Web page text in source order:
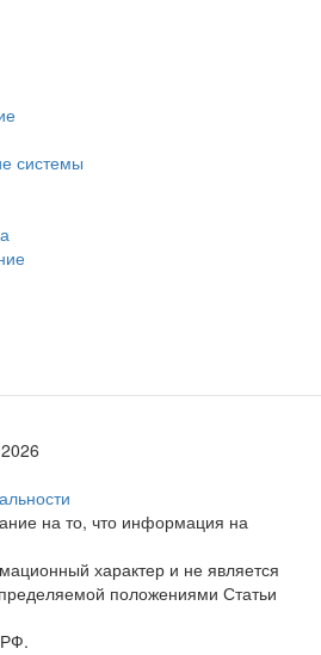
системы
на то, что информация на
характер и не является
положениями Статьи
РФ.